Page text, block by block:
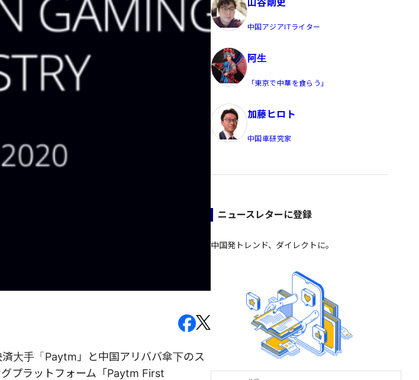
大手「Paytm」と中国アリババ傘下のス
プラットフォーム「Paytm First
中国アジアITライター
阿生
「東京で中華を食らう」
加藤ヒロト
中国車研究家
ニュースレターに登録
中国発トレンド、ダイレクトに。